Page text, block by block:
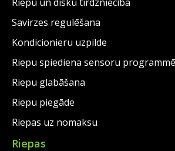
Savirzes regulēšana
Kondicionieru uzpilde
Riepu spiediena sensoru
Riepu glabāšana
Riepu piegāde
Riepas uz nomaksu
Riepas